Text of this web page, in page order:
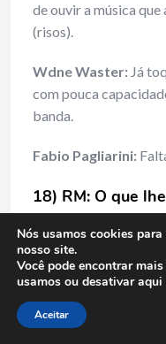
de ouvir a música
(risos).
Wdne Waster: Já
com pouca
banda.
Fabio Pagliarini:
18) RM: O que
Banda Seventieth
Novas experiências,
exemplo de
são a melhor parte. A
Nós usamos cookies
nosso site.
Você pode encontrar
usamos ou desativar aqui
Aceitar